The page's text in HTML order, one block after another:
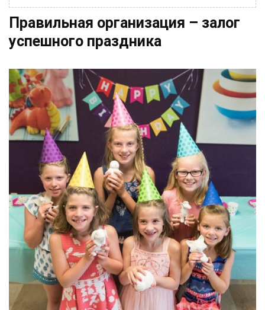
Правильная организация – залог
успешного праздника